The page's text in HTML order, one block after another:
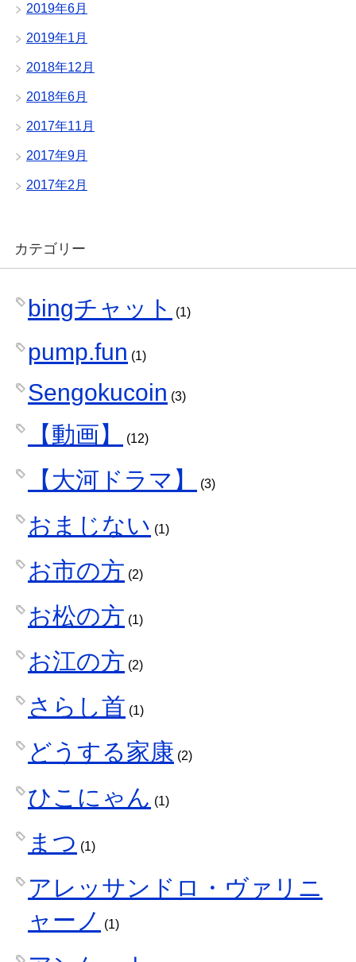
2019年6月
2019年1月
2018年12月
2018年6月
2017年11月
2017年9月
2017年2月
カテゴリー
bingチャット (1)
pump.fun (1)
Sengokucoin (3)
【動画】 (12)
【大河ドラマ】 (3)
おまじない (1)
お市の方 (2)
お松の方 (1)
お江の方 (2)
さらし首 (1)
どうする家康 (2)
ひこにゃん (1)
まつ (1)
アレッサンドロ・ヴァリニ
ャーノ
(1)